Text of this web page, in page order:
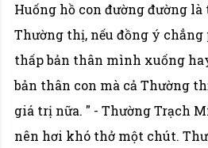
Huống hồ con đường đường
Thường thị, nếu đồng ý
thấp bản thân mình xuống
bản thân con mà cả Thường
giá trị nữa. " - Thường Trạch
nên hơi khó thở một chút.